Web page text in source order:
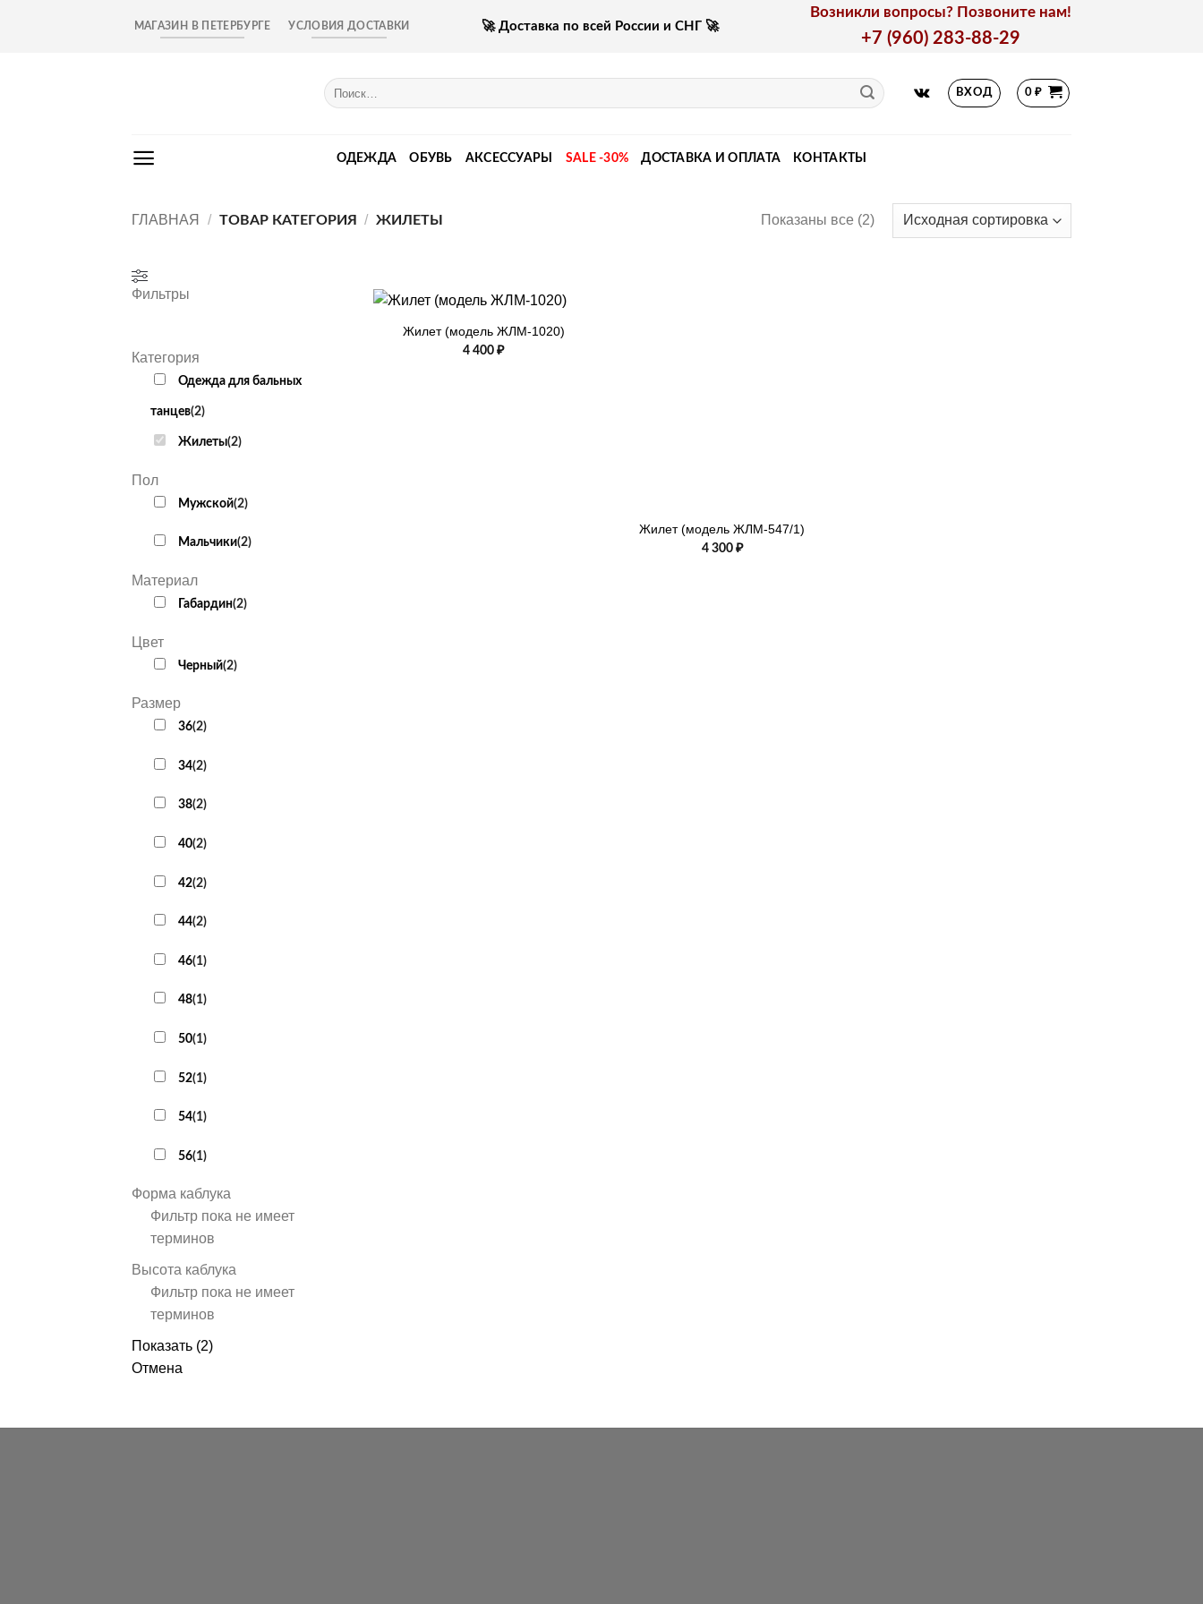
МАГАЗИН В ПЕТЕРБУРГЕ УСЛОВИЯ ДОСТАВКИ 🚀 Доставка по всей России и СНГ 🚀
Возникли вопросы? Позвоните нам!
+7 (960) 283-88-29
Искать:
ВХОД 0₽
ОДЕЖДА ОБУВЬ АКСЕССУАРЫ SALE -30% ДОСТАВКА И ОПЛАТА КОНТАКТЫ
ГЛАВНАЯ / ТОВАР КАТЕГОРИЯ / ЖИЛЕТЫ Показаны все (2)
Фильтры
Категория
Одежда для бальных
танцев(2)
Жилеты(2)
Пол
Мужской(2)
Мальчики(2)
Материал
Габардин(2)
Цвет
Черный(2)
Размер
36(2)
34(2)
38(2)
40(2)
42(2)
44(2)
46(1)
48(1)
50(1)
52(1)
54(1)
56(1)
Форма каблука
Фильтр пока не имеет
терминов
Высота каблука
Фильтр пока не имеет
терминов
Показать (2)
Отмена
+
Жилет (модель ЖЛМ-1020)
4 400₽
Жилет (модель ЖЛМ-547/1)
4 300 ₽